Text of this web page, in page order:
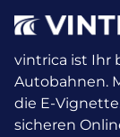
vintrica ist Ihr
Autobahnen.
die E-
sicheren